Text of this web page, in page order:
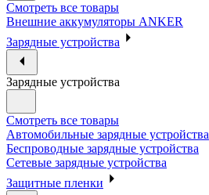
Смотреть все товары
Внешние аккумуляторы ANKER
Зарядные устройства
Зарядные устройства
Смотреть все товары
Автомобильные зарядные устройства
Беспроводные зарядные устройства
Сетевые зарядные устройства
Защитные пленки